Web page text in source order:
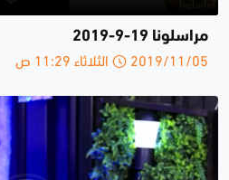
مراسلونا 19-9-2019
2019/11/05 الثلاثاء 11:29 ص